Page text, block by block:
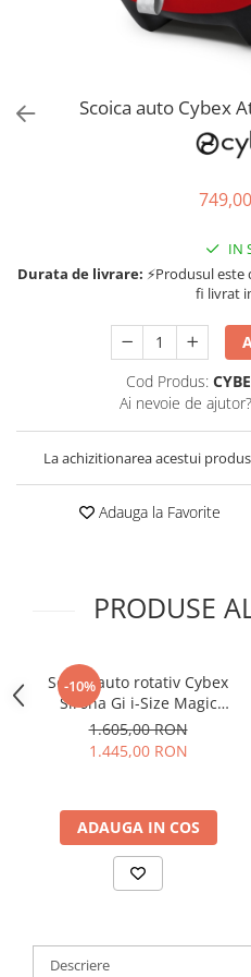
Jucarii electronice
Scoica auto Cybex
IN
Durata de livrare: ⚡Produsul
fi livrat
Cod Produs:
Ai nevoie de ajutor?
La achizitionarea acestui
Adauga la Favorite
PRODUSE
-10%
Scaun auto rotativ Cybex
Sirona Gi i-Size Magic
Black
1.605,00 RON
1.445,00 RON
ADAUGA IN COS
Descriere